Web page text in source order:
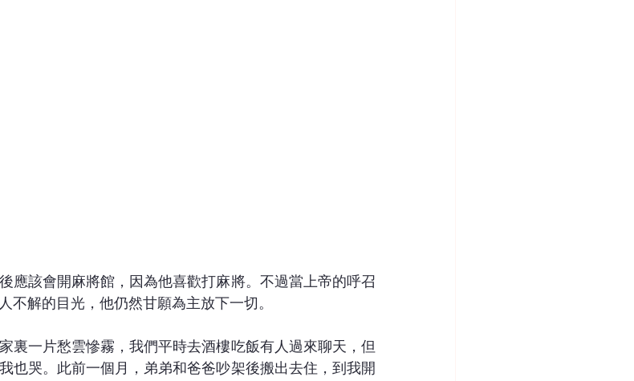
應該會開麻將館，因為他喜歡打麻將。不過當上帝的呼召
不解的目光，他仍然甘願為主放下一切。
裏一片愁雲慘霧，我們平時去酒樓吃飯有人過來聊天，但
也哭。此前一個月，弟弟和爸爸吵架後搬出去住，到我開